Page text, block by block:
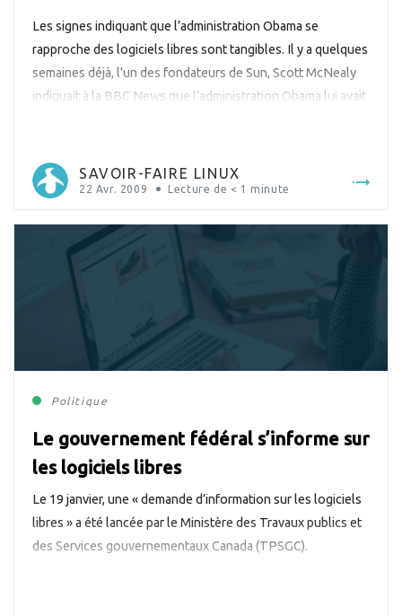
Les signes indiquant que l’administration Obama se
rapproche des logiciels libres sont tangibles. Il y a quelques
semaines déjà, l’un des fondateurs de Sun, Scott McNealy
indiquait à la BBC News que l’administration Obama lui avait
sécurité pour l’administration […]
SAVOIR-FAIRE LINUX
22 Avr. 2009 Lecture de < 1 minute
Politique
Le gouvernement fédéral s’informe sur
les logiciels libres
Le 19 janvier, une « demande d’information sur les logiciels
libres » a été lancée par le Ministère des Travaux publics et
des Services gouvernementaux Canada (TPSGC).